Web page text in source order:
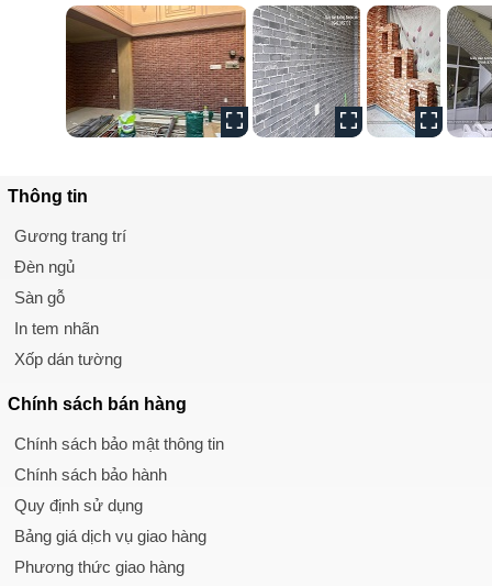
Thông tin
Gương trang trí
Đèn ngủ
Sàn gỗ
In tem nhãn
Xốp dán tường
Chính sách bán hàng
Chính sách bảo mật thông tin
Chính sách bảo hành
Quy định sử dụng
Bảng giá dịch vụ giao hàng
Phương thức giao hàng